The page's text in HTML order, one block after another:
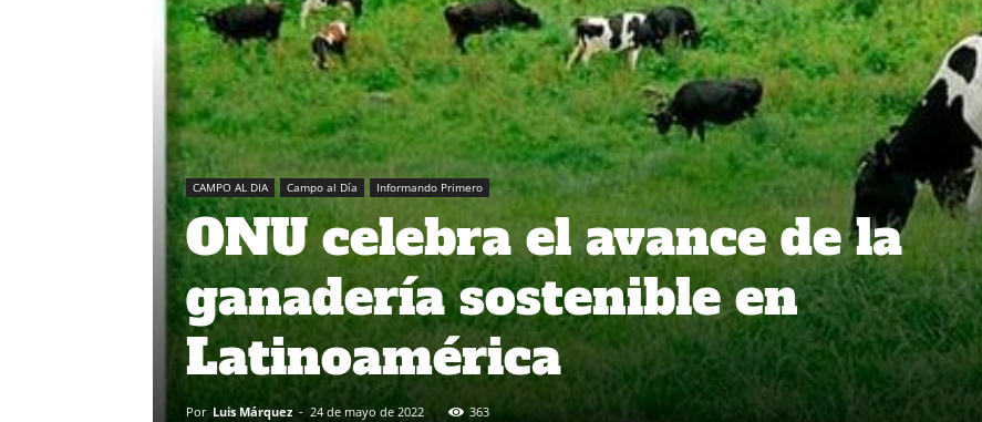
CAMPO AL DIA Campo al Día Informando Primero
ONU celebra el avance de la
ganadería sostenible en
Latinoamérica
Por Luis Márquez - 24 de mayo de 2022 363